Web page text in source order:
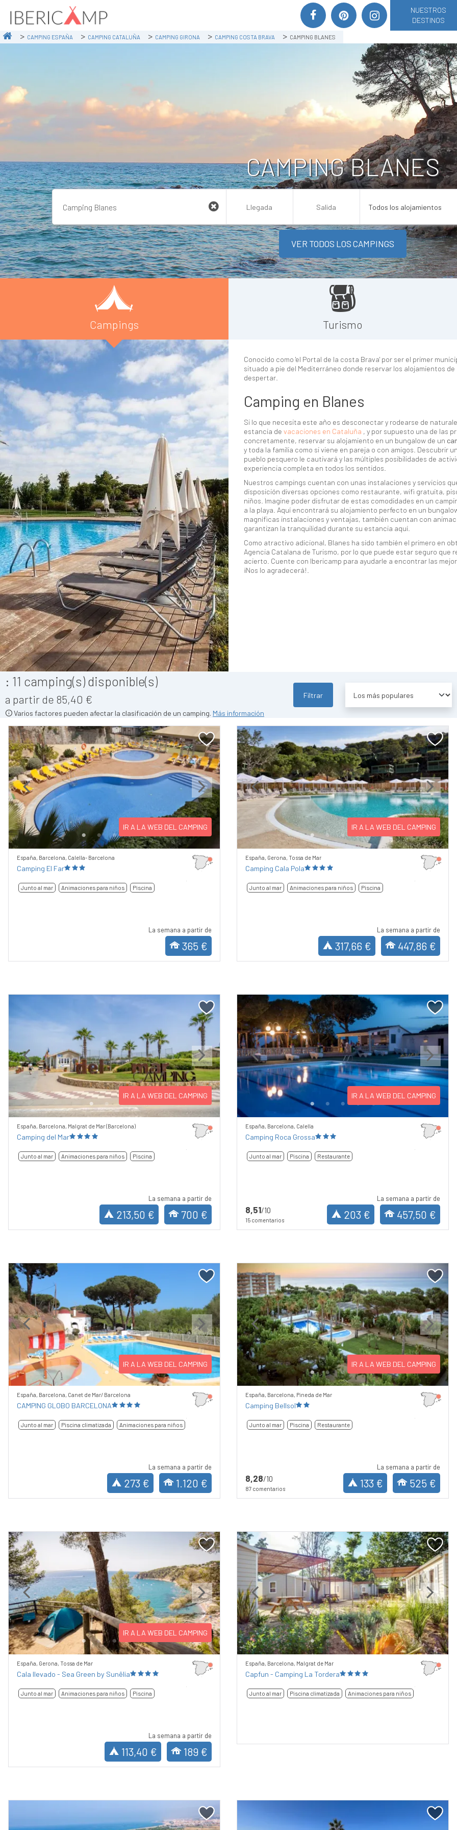
NUESTROS
DESTINOS
CAMPING ESPAÑA CAMPING CATALUÑA CAMPING GIRONA CAMPING COSTA BRAVA CAMPING BLANES
CAMPING BLANES
VER TODOS LOS CAMPINGS
Campings Turismo
Conocido como 'el Portal de la costa Brava' por ser el primer
situado a pie del Mediterráneo donde reservar los alojamientos
despertar.
Camping en Blanes
Si lo que necesita este año es desconectar y rodearse de
estancia de vacaciones en Cataluña , y por supuesto una de las
concretamente, reservar su alojamiento en un bungalow de un
y toda la familia como si viene en pareja o con amigos. Descubrir
pueblo pesquero le cautivará y las múltiples posibilidades de
experiencia completa en todos los sentidos.
Nuestros campings cuentan con unas instalaciones y servicios
disposición diversas opciones como restaurante, wifi gratuita,
niños. Imagine poder disfrutar de estas comodidades en un
a la playa. Aquí encontrará su alojamiento perfecto en un
magníficas instalaciones y ventajas, también cuentan con
garantizan la tranquilidad durante su estancia aquí.
Como atractivo adicional, Blanes ha sido también el primero en
Agencia Catalana de Turismo, por lo que puede estar seguro
acierto. Cuente con Ibericamp para ayudarle a encontrar las
¡Nos lo agradecerá!.
: 11 camping(s) disponible(s)
a partir de 85,40 €
Varios factores pueden afectar la clasificación de un camping. Más información
Filtrar
Previous Next
IR A LA WEB DEL CAMPING
España, Barcelona, Calella- Barcelona
Camping El Far
Junto al mar Animaciones para niños Piscina
La semana a partir de
365 €
Previous Next
IR A LA WEB DEL CAMPING
España, Gerona, Tossa de Mar
Camping Cala Pola
Junto al mar Animaciones para niños Piscina
La semana a partir de
317,66 € 447,86 €
Previous Next
IR A LA WEB DEL CAMPING
España, Barcelona, Malgrat de Mar (Barcelona)
Camping del Mar
Junto al mar Animaciones para niños Piscina
La semana a partir de
213,50 € 700 €
Previous Next
IR A LA WEB DEL CAMPING
España, Barcelona, Calella
Camping Roca Grossa
Junto al mar Piscina Restaurante
8,51/10
15 comentarios
La semana a partir de
203 € 457,50 €
Previous Next
IR A LA WEB DEL CAMPING
España, Barcelona, Canet de Mar/ Barcelona
CAMPING GLOBO BARCELONA
Junto al mar Piscina climatizada Animaciones para niños
La semana a partir de
273 € 1.120 €
Previous Next
IR A LA WEB DEL CAMPING
España, Barcelona, Pineda de Mar
Camping Bellsol
Junto al mar Piscina Restaurante
8,28/10
87 comentarios
La semana a partir de
133 € 525 €
Previous Next
IR A LA WEB DEL CAMPING
España, Gerona, Tossa de Mar
Cala llevado - Sea Green by Sunêlia
Junto al mar Animaciones para niños Piscina
La semana a partir de
113,40 € 189 €
Previous Next
España, Barcelona, Malgrat de Mar
Capfun - Camping La Tordera
Junto al mar Piscina climatizada Animaciones para niños